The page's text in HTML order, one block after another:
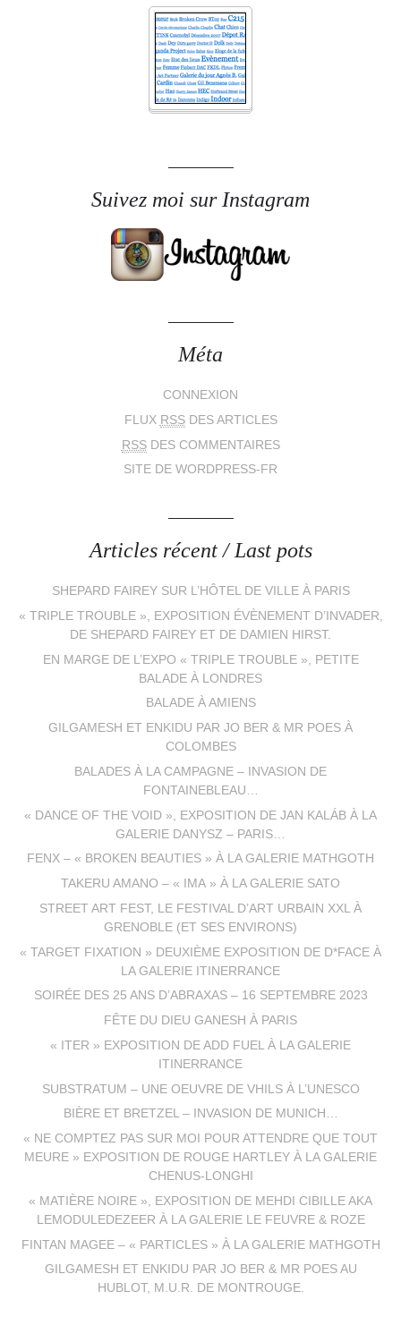
Suivez moi sur Instagram
Méta
CONNEXION
FLUX RSSDES ARTICLES
RSSDES COMMENTAIRES
SITE DE WORDPRESS-FR
Articles récent / Last pots
SHEPARD FAIREY SUR L’HÔTEL DE VILLE À PARIS
« TRIPLE TROUBLE », EXPOSITION ÉVÈNEMENT D’INVADER,
DE SHEPARD FAIREY ET DE DAMIEN HIRST.
EN MARGE DE L’EXPO « TRIPLE TROUBLE », PETITE
BALADE À LONDRES
BALADE À AMIENS
GILGAMESH ET ENKIDU PAR JO BER & MR POES À
COLOMBES
BALADES À LA CAMPAGNE – INVASION DE
FONTAINEBLEAU…
« DANCE OF THE VOID », EXPOSITION DE JAN KALÁB À LA
GALERIE DANYSZ – PARIS…
FENX – « BROKEN BEAUTIES » À LA GALERIE MATHGOTH
TAKERU AMANO – « IMA » À LA GALERIE SATO
STREET ART FEST, LE FESTIVAL D’ART URBAIN XXL À
GRENOBLE (ET SES ENVIRONS)
« TARGET FIXATION » DEUXIÈME EXPOSITION DE D*FACE À
LA GALERIE ITINERRANCE
SOIRÉE DES 25 ANS D’ABRAXAS – 16 SEPTEMBRE 2023
FÊTE DU DIEU GANESH À PARIS
« ITER » EXPOSITION DE ADD FUEL À LA GALERIE
ITINERRANCE
SUBSTRATUM – UNE OEUVRE DE VHILS À L’UNESCO
BIÈRE ET BRETZEL – INVASION DE MUNICH…
« NE COMPTEZ PAS SUR MOI POUR ATTENDRE QUE TOUT
MEURE » EXPOSITION DE ROUGE HARTLEY À LA GALERIE
CHENUS-LONGHI
« MATIÈRE NOIRE », EXPOSITION DE MEHDI CIBILLE AKA
LEMODULEDEZEER À LA GALERIE LE FEUVRE & ROZE
FINTAN MAGEE – « PARTICLES » À LA GALERIE MATHGOTH
GILGAMESH ET ENKIDU PAR JO BER & MR POES AU
HUBLOT, M.U.R. DE MONTROUGE.